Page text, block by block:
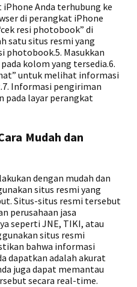
Anda terhubung ke
di perangkat iPhone
resi photobook” di
satu situs resmi yang
photobook.5. Masukkan
kolom yang tersedia.6.
untuk melihat informasi
Informasi pengiriman
pada layar perangkat
Mudah dan
dengan mudah dan
situs resmi yang
Situs-situs resmi tersebut
perusahaan jasa
seperti JNE, TIKI, atau
situs resmi
bahwa informasi
dapatkan adalah akurat
juga dapat memantau
secara real-time.